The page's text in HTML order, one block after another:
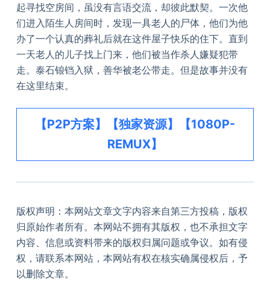
起寻找空房间，虽没有言语交流，却彼此默契。一次他
们进入陌生人房间时，发现一具老人的尸体，他们为他
办了一个认真的葬礼后就在这件屋子快乐的住下。直到
一天老人的儿子找上门来，他们被当作杀人嫌疑犯带
走。泰石锒铛入狱，善华被老公带走。但是故事并没有
在这里结束。
【P2P方案】【独家资源】【1080P-
REMUX】
版权声明：本网站文章文字内容来自第三方投稿，版权
归原始作者所有。本网站不拥有其版权，也不承担文字
内容、信息或资料带来的版权归属问题或争议。如有侵
权，请联系本网站，本网站有权在核实确属侵权后，予
以删除文章。